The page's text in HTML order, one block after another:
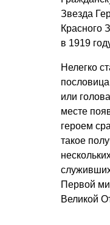
Звезда
Красного
в 1919
Нелегко
или
месте
героем
такое
Первой
Великой